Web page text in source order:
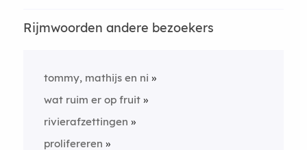
Rijmwoorden andere bezoekers
tommy, mathijs en ni
wat ruim er op fruit
rivierafzettingen
prolifereren